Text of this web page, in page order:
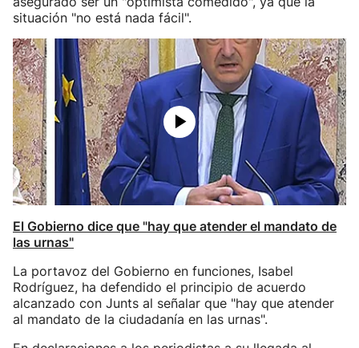
situación "no está nada fácil".
El Gobierno dice que "hay que atender el mandato de
las urnas"
La portavoz del Gobierno en funciones, Isabel
Rodríguez, ha defendido el principio de acuerdo
alcanzado con Junts al señalar que "hay que atender
al mandato de la ciudadanía en las urnas".